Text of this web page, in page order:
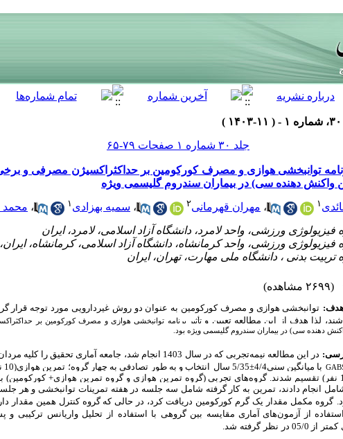
جلد ۳۰ شماره ۱ صفحات ۷۹-۶۵
توانبخشی هوازی و مصرف کورکومین بر حداکثراکسیژن مصرفی و
واکنش دهنده سی) در بیماران سندروم گلیسمی ویژه
۱ ، مهران قهرمانی۲ ، سمیه بهزادی ۱ ، محمد
(۲۶۹۹ مشاهده)
هدف: توانبخشی هوازی و مصرف کورکومین به عنوان دو روش غیردارویی مورد توجه قرار
، لذا هدف از این مطالعه تعیین وتأثیر برنامه توانبخشی هوازی و مصرف کورکومین بر
دهنده سی) در بیماران سندروم گلیسمی ویژه بود.
در این مطالعه نیمه‌تجربی که در سال 1403 انجام شد، جامعه آماری تحقیق را کلیه مردان دارای بیماری
با میانگین سنی4/4
±
5/35 سال
کنترل(10 نفر) تقسیم شدند. گروه‌های تجربی (گروه تمرین هوازی و گروه تمرین هوازی+
انجام دادند، تمرین به کار گرفته شامل سه جلسه در هفته تمرینات توانبخشی و هر
گروه مکمل مقدار یک گرم کورکومین دریافت کرد، در حالی که گروه کنترل همین مقدار
از آزمون‌های آماری مقایسه بین گروهی با استفاده از تحلیل واریانس ترکیبی و
کمتر از در نظر گرفته شد.